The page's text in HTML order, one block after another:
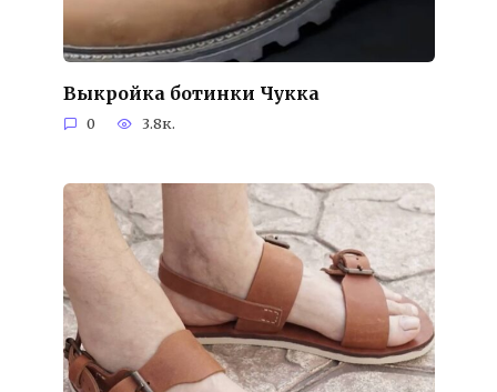
Выкройка ботинки Чукка
0 3.8к.